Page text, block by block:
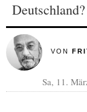
Deutschland?
VON
Sa, 11.